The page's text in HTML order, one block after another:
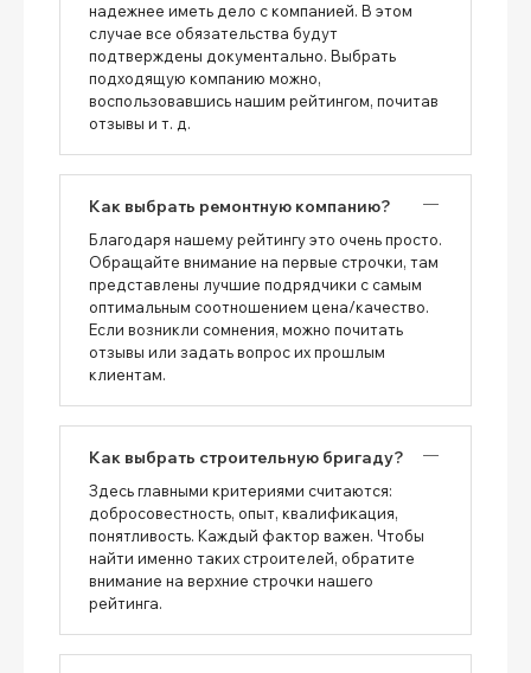
надежнее иметь дело с компанией. В этом
случае все обязательства будут
подтверждены документально. Выбрать
подходящую компанию можно,
воспользовавшись нашим рейтингом, почитав
отзывы и т. д.
Как выбрать ремонтную компанию?
Благодаря нашему рейтингу это очень просто.
Обращайте внимание на первые строчки, там
представлены лучшие подрядчики с самым
оптимальным соотношением цена/качество.
Если возникли сомнения, можно почитать
отзывы или задать вопрос их прошлым
клиентам.
Как выбрать строительную бригаду?
Здесь главными критериями считаются:
добросовестность, опыт, квалификация,
понятливость. Каждый фактор важен. Чтобы
найти именно таких строителей, обратите
внимание на верхние строчки нашего
рейтинга.